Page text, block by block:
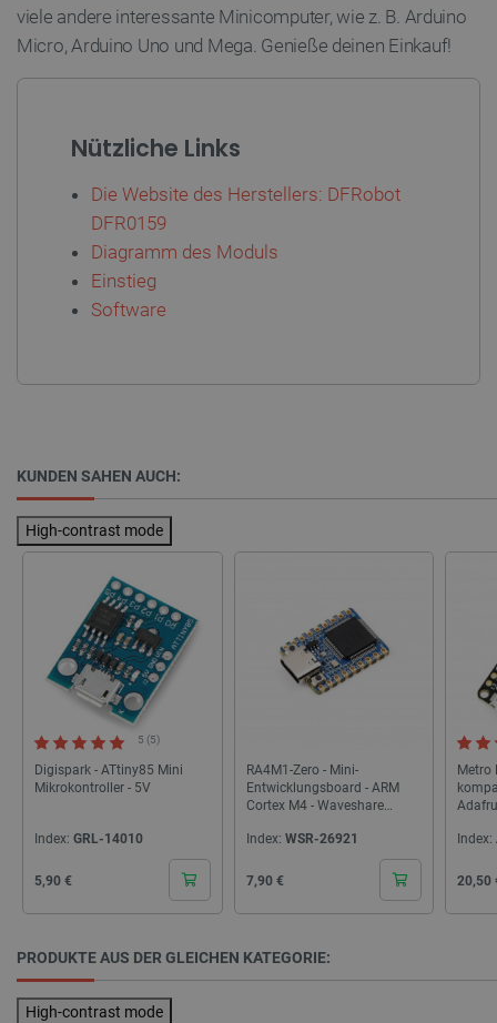
viele andere interessante Minicomputer, wie z. B. Arduino
Micro, Arduino Uno und Mega. Genieße deinen Einkauf!
Nützliche Links
Die Website des Herstellers: DFRobot
DFR0159
Diagramm des Moduls
Einstieg
Software
KUNDEN SAHEN AUCH:
High-contrast mode
5 (5)
Digispark - ATtiny85 Mini
Mikrokontroller - 5V
Index: GRL-14010
Cena
5,90 €
RA4M1-Zero - Mini-
Entwicklungsboard - ARM
Cortex M4 - Waveshare
Index: WSR-26921
Cena
7,90 €
Metro
Index:
Cena
20,50
PRODUKTE AUS DER GLEICHEN KATEGORIE:
High-contrast mode
PrestaShop-[abcdef0123456789]{32} .botland.de
LaVisitorId_Ym90bGFuZC5sYWRlc2suY29tLw
isListDisplay
LaSID